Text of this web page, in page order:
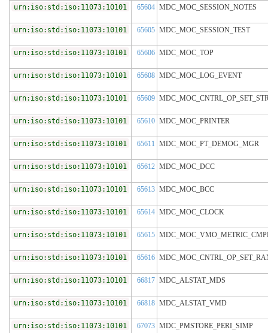
urn:iso:std:iso:11073:10101 65604 MDC_MOC_SESSION_NOTES
urn:iso:std:iso:11073:10101 65605 MDC_MOC_SESSION_TEST
urn:iso:std:iso:11073:10101 65606 MDC_MOC_TOP
urn:iso:std:iso:11073:10101 65608 MDC_MOC_LOG_EVENT
urn:iso:std:iso:11073:10101 65609
urn:iso:std:iso:11073:10101 65610 MDC_MOC_PRINTER
urn:iso:std:iso:11073:10101 65611 MDC_MOC_PT_DEMOG_MGR
urn:iso:std:iso:11073:10101 65612 MDC_MOC_DCC
urn:iso:std:iso:11073:10101 65613 MDC_MOC_BCC
urn:iso:std:iso:11073:10101 65614 MDC_MOC_CLOCK
urn:iso:std:iso:11073:10101 65615
urn:iso:std:iso:11073:10101 65616
urn:iso:std:iso:11073:10101 66817 MDC_ALSTAT_MDS
urn:iso:std:iso:11073:10101 66818 MDC_ALSTAT_VMD
urn:iso:std:iso:11073:10101 67073 MDC_PMSTORE_PERI_SIMP